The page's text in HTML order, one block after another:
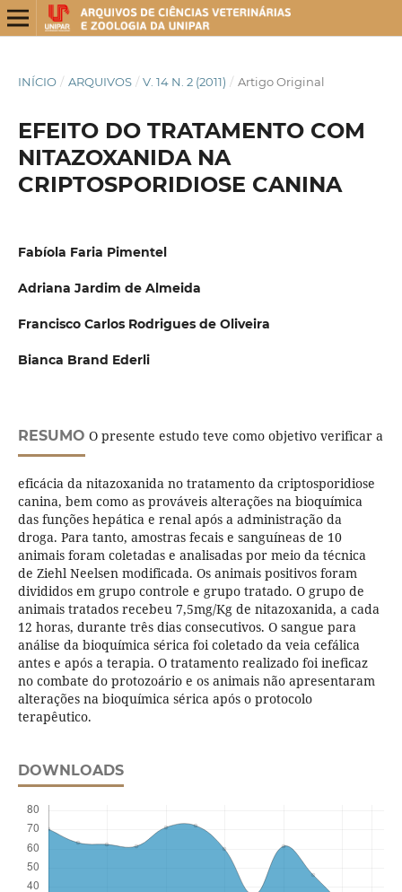
INÍCIO / ARQUIVOS / V. 14 N. 2 (2011) / Artigo Original
EFEITO DO TRATAMENTO COM
NITAZOXANIDA NA
CRIPTOSPORIDIOSE CANINA
Fabíola Faria Pimentel
Adriana Jardim de Almeida
Francisco Carlos Rodrigues de Oliveira
Bianca Brand Ederli
RESUMO O presente estudo teve como objetivo verificar a
eficácia da nitazoxanida no tratamento da criptosporidiose
canina, bem como as prováveis alterações na bioquímica
das funções hepática e renal após a administração da
droga. Para tanto, amostras fecais e sanguíneas de 10
animais foram coletadas e analisadas por meio da técnica
de Ziehl Neelsen modificada. Os animais positivos foram
divididos em grupo controle e grupo tratado. O grupo de
animais tratados recebeu 7,5mg/Kg de nitazoxanida, a cada
12 horas, durante três dias consecutivos. O sangue para
análise da bioquímica sérica foi coletado da veia cefálica
antes e após a terapia. O tratamento realizado foi ineficaz
no combate do protozoário e os animais não apresentaram
alterações na bioquímica sérica após o protocolo
terapêutico.
DOWNLOADS